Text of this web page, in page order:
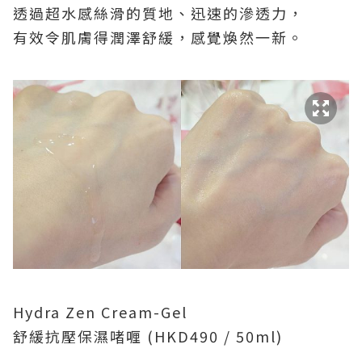
透過超水感絲滑的質地、迅速的滲透力，
有效令肌膚得潤澤舒緩，感覺煥然一新。
Hydra Zen Cream-Gel
舒緩抗壓保濕啫喱 (HKD490 / 50ml)